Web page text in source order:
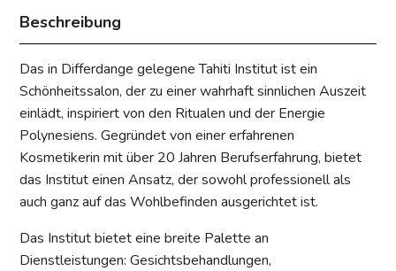
Beschreibung
Das in Differdange gelegene Tahiti Institut ist ein
Schönheitssalon, der zu einer wahrhaft sinnlichen Auszeit
einlädt, inspiriert von den Ritualen und der Energie
Polynesiens. Gegründet von einer erfahrenen
Kosmetikerin mit über 20 Jahren Berufserfahrung, bietet
das Institut einen Ansatz, der sowohl professionell als
auch ganz auf das Wohlbefinden ausgerichtet ist.
Das Institut bietet eine breite Palette an
Dienstleistungen: Gesichtsbehandlungen,